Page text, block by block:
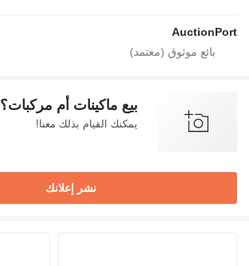
AuctionPort
بيع ماكينات أم مركبات؟
يمكنك القيام بذلك معنا!
نشر إعلانك